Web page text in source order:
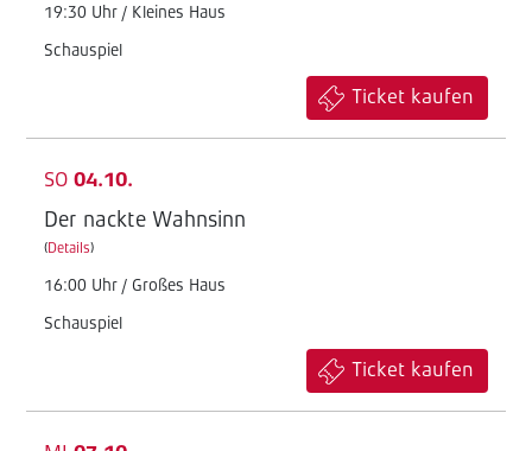
19:30 Uhr / Kleines Haus
Schauspiel
Ticket kaufen
SO 04.10.
Der nackte Wahnsinn
(Details)
16:00 Uhr / Großes Haus
Schauspiel
Ticket kaufen